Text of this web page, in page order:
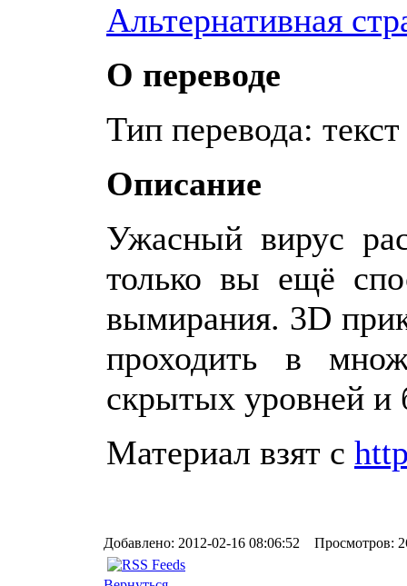
Альтернативная
О переводе
Тип перевода: текст
Описание
Ужасный вирус
только вы ещё
вымирания. 3D
проходить в
скрытых уровней и
Материал взят с
Добавлено: 2012-02-16 08:06:52 Просмотров: